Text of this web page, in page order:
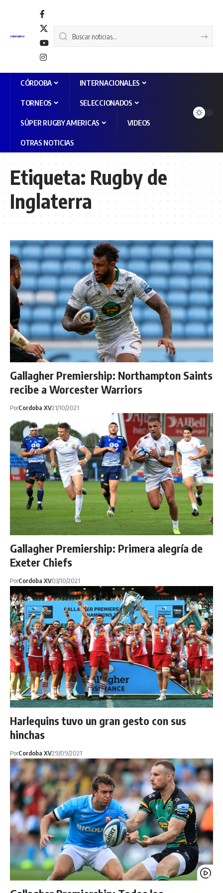
CÓRDOBA INTERNACIONALES
TORNEOS SELECCIONADOS
SÚPER RUGBY AMERICAS VIDEOS
OTRAS NOTICIAS
Etiqueta: Rugby de
Inglaterra
Gallagher Premiership: Northampton Saints
recibe a Worcester Warriors
PorCordoba XV21/10/2021
Gallagher Premiership: Primera alegría de
Exeter Chiefs
PorCordoba XV03/10/2021
Harlequins tuvo un gran gesto con sus
hinchas
PorCordoba XV29/09/2021